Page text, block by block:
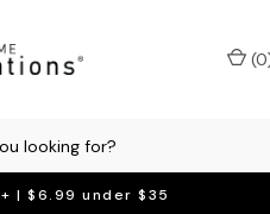
| $6.99 under $35
(0